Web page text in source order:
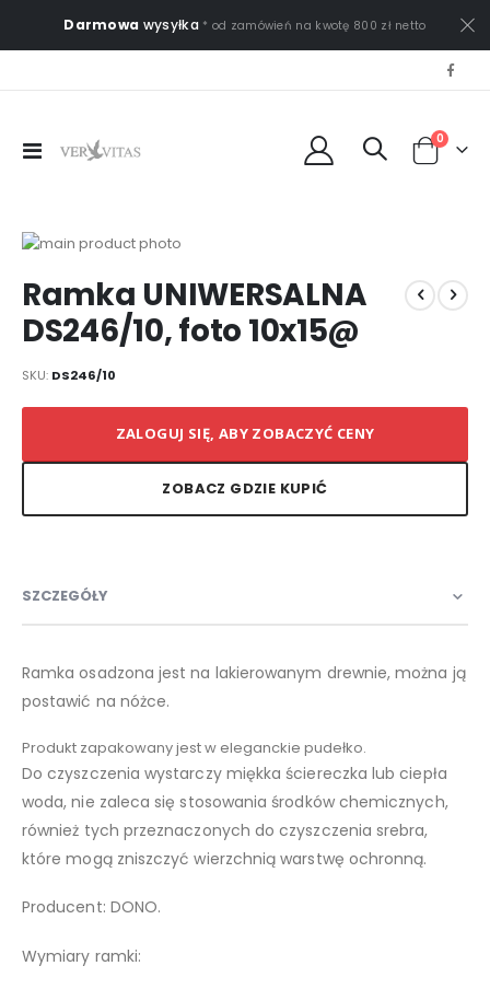
Darmowa wysyłka * od zamówień na kwotę 800 zł netto
Przełącznik
Cart
0
Przejdź
koniec
galerii
na
początek
galerii
Ramka UNIWERSALNA
DS246/10, foto 10x15@
SKU DS246/10
ZALOGUJ SIĘ, ABY ZOBACZYĆ CENY
ZOBACZ GDZIE KUPIĆ
SZCZEGÓŁY
Ramka osadzona jest na lakierowanym drewnie, można ją
postawić na nóżce.
Produkt zapakowany jest w eleganckie pudełko.
Do czyszczenia wystarczy miękka ściereczka lub ciepła
woda, nie zaleca się stosowania środków chemicznych,
również tych przeznaczonych do czyszczenia srebra,
które mogą zniszczyć wierzchnią warstwę ochronną.
Producent: DONO.
Wymiary ramki: